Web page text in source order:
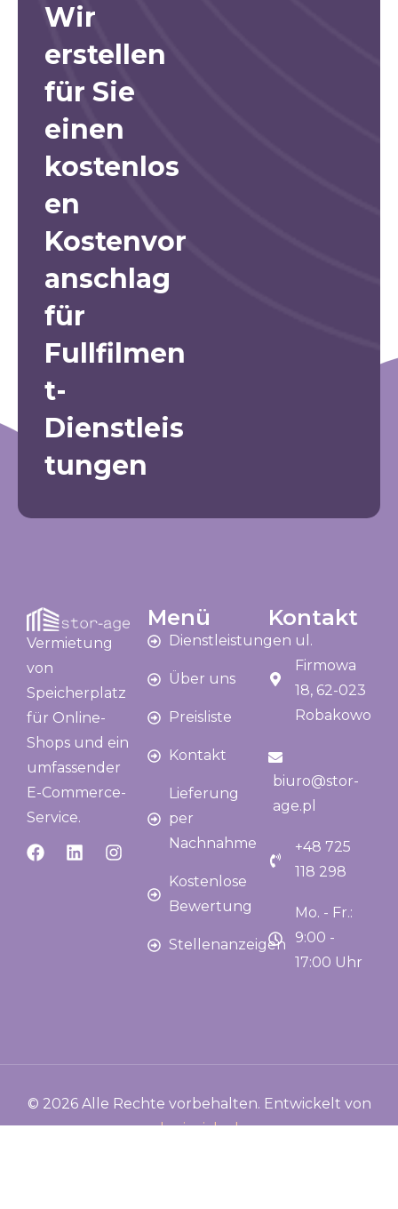
Wir
erstellen
für Sie
einen
kostenlos
en
Kostenvor
anschlag
für
Fullfilmen
t-
Dienstleis
tungen
Vermietung
von
Speicherplatz
für Online-
Shops und ein
umfassender
E-Commerce-
Service.
Menü
Dienstleistungen
Über uns
Preisliste
Kontakt
Lieferung
per
Nachnahme
Kostenlose
Bewertung
Stellenanzeigen
Kontakt
ul.
Firmowa
18, 62-023
Robakowo
biuro@stor-
age.pl
+48 725
118 298
Mo. - Fr.:
9:00 -
17:00 Uhr
© 2026 Alle Rechte vorbehalten. Entwickelt von
kmieciak.pl